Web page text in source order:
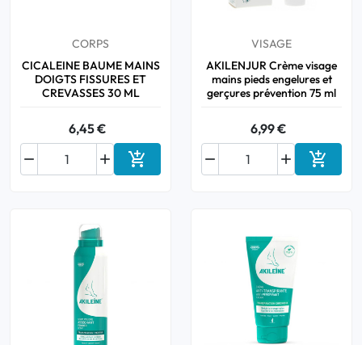
Bucco-dentaire
Anti-Poux
Homéopathie
CORPS
CICALEINE BAUME MAINS
DOIGTS FISSURES ET
CREVASSES 30 ML
6,45 €

 Ajouter au panier
VISAGE
AKILENJUR Crème visage
mains pieds engelures et
gerçures prévention 75 ml
6,99 €

 